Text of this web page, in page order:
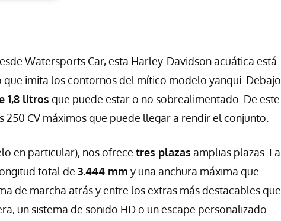
Watersports Car, esta Harley-Davidson acuática está
imita los contornos del mítico modelo yanqui. Debajo
1,8 litros que puede estar o no sobrealimentado. De este
CV máximos que puede llegar a rendir el conjunto.
en particular), nos ofrece tres plazas amplias plazas. La
total de 3.444 mm y una anchura máxima que
de marcha atrás y entre los extras más destacables que
un sistema de sonido HD o un escape personalizado.